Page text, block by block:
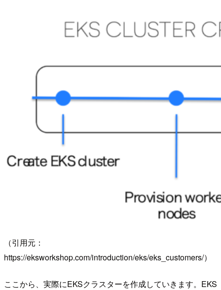
（引用元：
https://eksworkshop.com/introduction/eks/eks_customers/）
ここから、実際にEKSクラスターを作成していきます。EKS